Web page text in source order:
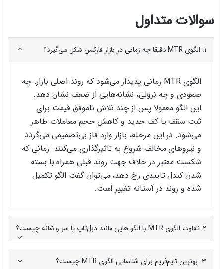
سوالات متداول
۱. الگوی MTR دقیقا چه زمانی در بازار فارکس شکل می‌گیرد؟
الگوی MTR زمانی پدیدار می‌شود که روند اصلی بازار، چه
صعودی و چه نزولی، نشانه‌هایی از ضعف نشان دهد.
این الگو معمولا پس از چند تلاش ناموفق قیمت برای
ثبت سقف یا کف جدید و کاهش حجم معاملات ظاهر
می‌شود. در این مرحله، بازار وارد فاز بی‌تصمیمی می‌گردد
و نیروهای مخالف شروع به تاثیرگذاری می‌کنند. زمانی که
شکست معتبر در خلاف جهت روند قبلی همراه با بسته
شدن کندل تاییدی رخ دهد، می‌توان گفت الگو تکمیل
شده و روند در آستانه تغییر است.
۲. تفاوت الگوی MTR با الگو هایی مانند دبل‌تاپ یا سر و شانه چیست؟
۳. بهترین تایم‌فریم برای شناسایی الگوی MTR چیست؟